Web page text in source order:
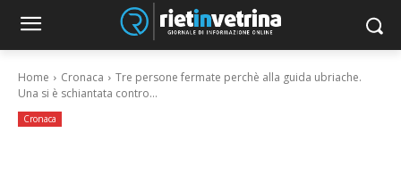
Home Cronaca
Tre persone fermate perchè alla guida ubriache.
Una si è schiantata contro...
Cronaca